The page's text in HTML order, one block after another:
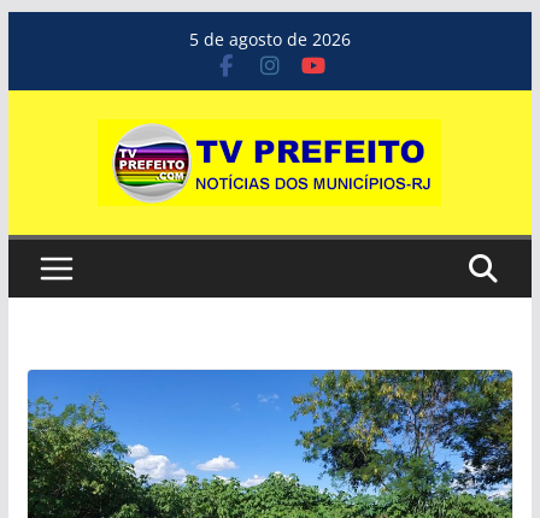
o
5 de agosto de 2026